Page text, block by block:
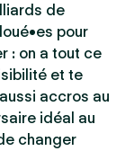
de
pour
: on a tout ce
et te
accros au
idéal au
changer